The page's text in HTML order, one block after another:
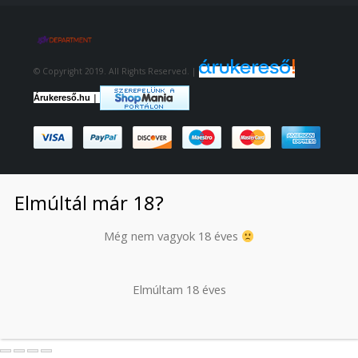
© Copyright 2019. All Rights Reserved. |
Árukereső.hu |
Elmúltál már 18?
Még nem vagyok 18 éves
Elmúltam 18 éves